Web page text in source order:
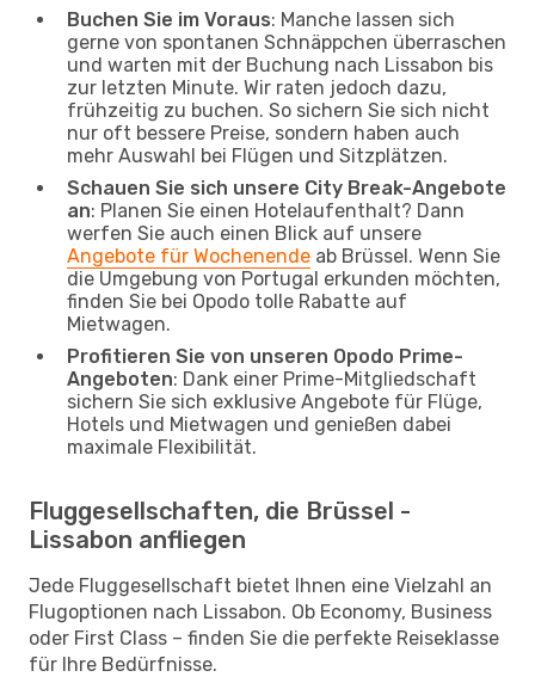
Buchen Sie im Voraus: Manche lassen sich
gerne von spontanen Schnäppchen überraschen
und warten mit der Buchung nach Lissabon bis
zur letzten Minute. Wir raten jedoch dazu,
frühzeitig zu buchen. So sichern Sie sich nicht
nur oft bessere Preise, sondern haben auch
mehr Auswahl bei Flügen und Sitzplätzen.
Schauen Sie sich unsere City Break-Angebote
an: Planen Sie einen Hotelaufenthalt? Dann
werfen Sie auch einen Blick auf unsere
Angebote für Wochenende ab Brüssel. Wenn Sie
die Umgebung von Portugal erkunden möchten,
finden Sie bei Opodo tolle Rabatte auf
Mietwagen.
Profitieren Sie von unseren Opodo Prime-
Angeboten: Dank einer Prime-Mitgliedschaft
sichern Sie sich exklusive Angebote für Flüge,
Hotels und Mietwagen und genießen dabei
maximale Flexibilität.
Fluggesellschaften, die Brüssel -
Lissabon anfliegen
Jede Fluggesellschaft bietet Ihnen eine Vielzahl an
Flugoptionen nach Lissabon. Ob Economy, Business
oder First Class – finden Sie die perfekte Reiseklasse
für Ihre Bedürfnisse.